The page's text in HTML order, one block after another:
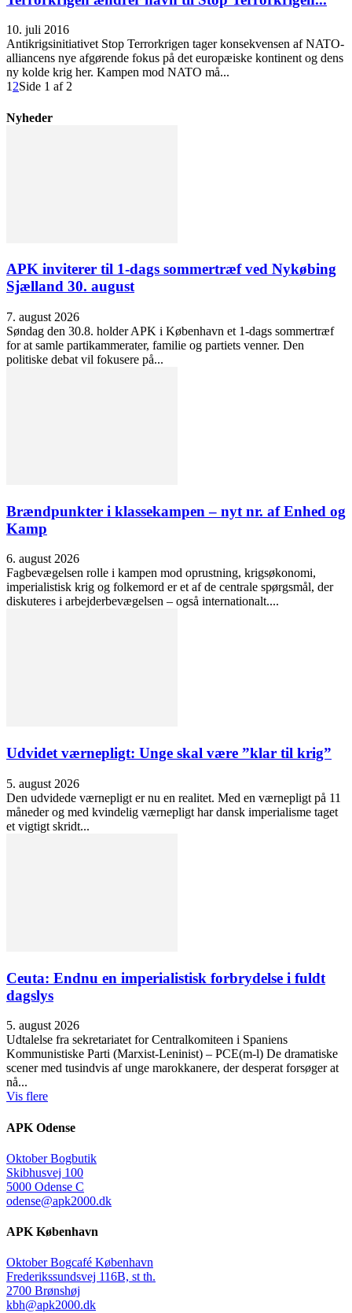
10. juli 2016
Antikrigsinitiativet Stop Terrorkrigen tager konsekvensen af NATO-
alliancens nye afgørende fokus på det europæiske kontinent og dens
ny kolde krig her. Kampen mod NATO må...
1 2Side 1 af 2
Nyheder
APK inviterer til 1-dags sommertræf ved Nykøbing
Sjælland 30. august
7. august 2026
Søndag den 30.8. holder APK i København et 1-dags sommertræf
for at samle partikammerater, familie og partiets venner. Den
politiske debat vil fokusere på...
Brændpunkter i klassekampen – nyt nr. af Enhed og
Kamp
6. august 2026
Fagbevægelsen rolle i kampen mod oprustning, krigsøkonomi,
imperialistisk krig og folkemord er et af de centrale spørgsmål, der
diskuteres i arbejderbevægelsen – også internationalt....
Udvidet værnepligt: Unge skal være ”klar til krig”
5. august 2026
Den udvidede værnepligt er nu en realitet. Med en værnepligt på 11
måneder og med kvindelig værnepligt har dansk imperialisme taget
et vigtigt skridt...
Ceuta: Endnu en imperialistisk forbrydelse i fuldt
dagslys
5. august 2026
Udtalelse fra sekretariatet for Centralkomiteen i Spaniens
Kommunistiske Parti (Marxist-Leninist) – PCE(m-l) De dramatiske
scener med tusindvis af unge marokkanere, der desperat forsøger at
nå...
Vis flere
APK Odense
Oktober Bogbutik
Skibhusvej 100
5000 Odense C
odense@apk2000.dk
APK København
Oktober Bogcafé København
Frederikssundsvej 116B, st th.
2700 Brønshøj
kbh@apk2000.dk